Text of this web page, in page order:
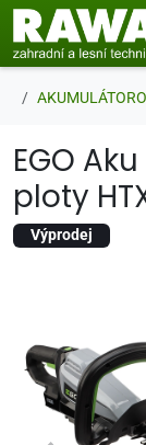
RAWA zahradní
EGO
ploty
Výprodej